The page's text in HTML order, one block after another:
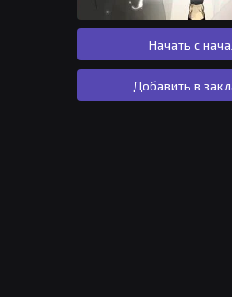
Начать с
Добавить в